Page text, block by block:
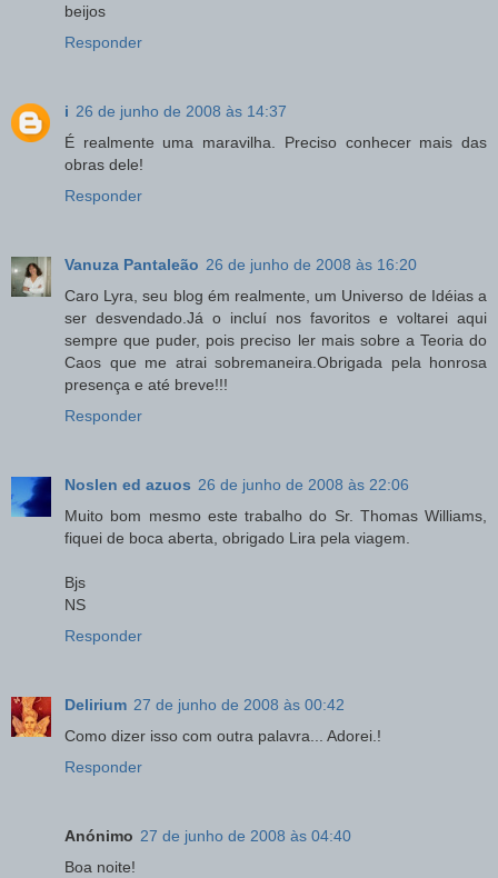
beijos
Responder
i 26 de junho de 2008 às 14:37
É realmente uma maravilha. Preciso conhecer mais das
obras dele!
Responder
Vanuza Pantaleão 26 de junho de 2008 às 16:20
Caro Lyra, seu blog ém realmente, um Universo de Idéias a
ser desvendado.Já o incluí nos favoritos e voltarei aqui
sempre que puder, pois preciso ler mais sobre a Teoria do
Caos que me atrai sobremaneira.Obrigada pela honrosa
presença e até breve!!!
Responder
Noslen ed azuos 26 de junho de 2008 às 22:06
Muito bom mesmo este trabalho do Sr. Thomas Williams,
fiquei de boca aberta, obrigado Lira pela viagem.
Bjs
NS
Responder
Delirium 27 de junho de 2008 às 00:42
Como dizer isso com outra palavra... Adorei.!
Responder
Anónimo 27 de junho de 2008 às 04:40
Boa noite!